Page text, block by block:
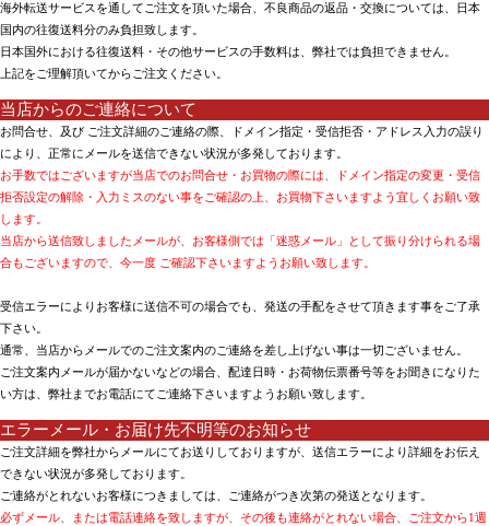
海外転送サービスを通してご注文を頂いた場合、不良商品の返品・交換については、日本
国内の往復送料分のみ負担致します。
日本国外における往復送料・その他サービスの手数料は、弊社では負担できません。
上記をご理解頂いてからご注文ください。
当店からのご連絡について
お問合せ、及び ご注文詳細のご連絡の際、ドメイン指定・受信拒否・アドレス入力の誤り
により、正常にメールを送信できない状況が多発しております。
お手数ではございますが当店でのお問合せ・お買物の際には、ドメイン指定の変更・受信
拒否設定の解除・入力ミスのない事をご確認の上、お買物下さいますよう宜しくお願い致
します。
当店から送信致しましたメールが、お客様側では「迷惑メール」として振り分けられる場
合もございますので、今一度 ご確認下さいますようお願い致します。
受信エラーによりお客様に送信不可の場合でも、発送の手配をさせて頂きます事をご了承
下さい。
通常、当店からメールでのご注文案内のご連絡を差し上げない事は一切ございません。
ご注文案内メールが届かないなどの場合、配達日時・お荷物伝票番号等をお聞きになりた
い方は、弊社までお電話にてご連絡下さいますようお願い致します。
エラーメール・お届け先不明等のお知らせ
ご注文詳細を弊社からメールにてお送りしておりますが、送信エラーにより詳細をお伝え
できない状況が多発しております。
ご連絡がとれないお客様につきましては、ご連絡がつき次第の発送となります。
必ずメール、または電話連絡を致しますが、その後も連絡がとれない場合、ご注文から1週